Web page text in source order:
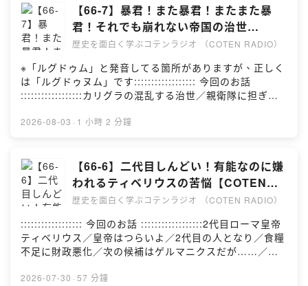
COTENの活動はCOTEN CREWのみなさんの応援によっ
て成り立っています。 月額サポートで、いっしょに人文
知を社会に活かす仲間になりませんか？▶︎ ⁠⁠⁠⁠⁠⁠COTEN
CREWに参加する⁠⁠⁠⁠⁠⁠:::::::::::::::::: クレジット
::::::::::::::::::- 出演：深井龍之介／⁠⁠⁠⁠⁠⁠楊睿之⁠⁠⁠⁠⁠⁠／⁠⁠⁠⁠⁠⁠樋口聖典⁠⁠⁠⁠⁠⁠-
台本制作：深井龍之介／⁠⁠⁠⁠⁠⁠楊睿之⁠⁠⁠⁠⁠⁠／西谷剛史／橋本雅也-
書籍提供：⁠⁠⁠⁠⁠⁠株式会社バリューブックス⁠⁠⁠⁠⁠⁠- 収録スタジ
オ：⁠⁠⁠⁠⁠⁠ACRO.POLIS⁠⁠⁠⁠⁠⁠- 録音エンジニア：山口裕大- 音声編
集：⁠⁠⁠⁠⁠⁠株式会社FUBI⁠⁠⁠⁠⁠⁠- タイトル作成：⁠⁠⁠⁠⁠⁠政光真吾⁠⁠⁠⁠⁠⁠-
ル：⁠⁠⁠⁠⁠⁠高野菜々子⁠⁠⁠⁠⁠⁠- 制作管理：⁠⁠⁠⁠⁠⁠内山千咲⁠⁠⁠⁠⁠⁠::::::::::::::
COTENについて ::::::::::::::公式サイ
ト：⁠⁠⁠⁠⁠⁠https://coten.co.jp/⁠⁠⁠⁠⁠⁠ 公式X（旧
Twitter）：⁠⁠⁠⁠⁠⁠@CotenInc⁠⁠⁠⁠⁠⁠ 採用情報：⁠⁠⁠⁠⁠⁠こちら⁠⁠⁠⁠⁠⁠::::: ご意
意見・お問い合わせは、お気軽にチャットでお送りくだ
さい。 ▶︎ ⁠⁠⁠⁠⁠⁠お問い合わせ⁠⁠
【66-7】暴君！また暴君！またまた暴
君！それでも崩れない帝国の治世
【COTEN RADIO 帝政ローマ編7】
歴史を面白く学ぶコテンラジオ （COTEN RADIO）
※「ルグドゥム」と発音してる箇所がありますが、正しく
は「ルグドゥヌム」です:::::::::::::::::: 今回のお話
::::::::::::::::::カリグラの混乱する治世／親衛隊に担ぎ上
ロ／元老院の凋落と力を持つ親衛隊／暴政と奇行、そし
は、⁠⁠⁠⁠⁠⁠こちら⁠⁠⁠⁠⁠⁠:::::::::::::: COTEN CREW 募集中
::::::::::::::コテンラジオや世界史データベースなど、
COTENの活動はCOTEN CREWのみなさんの応援によっ
て成り立っています。 月額サポートで、いっしょに人文
知を社会に活かす仲間になりませんか？▶︎ ⁠⁠⁠⁠⁠⁠COTEN
CREWに参加する⁠⁠⁠⁠⁠⁠:::::::::::::::::: クレジット
::::::::::::::::::- 出演：深井龍之介／⁠⁠⁠⁠⁠⁠楊睿之⁠⁠⁠⁠⁠⁠／⁠⁠⁠⁠⁠⁠樋口聖典⁠⁠⁠⁠⁠⁠-
台本制作：深井龍之介／⁠⁠⁠⁠⁠⁠楊睿之⁠⁠⁠⁠⁠⁠／西谷剛史／橋本雅也-
書籍提供：⁠⁠⁠⁠⁠⁠株式会社バリューブックス⁠⁠⁠⁠⁠⁠- 収録スタジ
2026-08-03 · 1 小時 2 分鐘
【66-6】二代目しんどい！有能なのに嫌
われるティベリウスの苦悩【COTEN
RADIO 帝政ローマ編6】
歴史を面白く学ぶコテンラジオ （COTEN RADIO）
:::::::::::::::::: 今回のお話 ::::::::::::::::::2代目ローマ皇帝
ティベリウス／皇帝はつらいよ／2代目の人となり／食糧
不足に財政悪化／次の候補はゲルマニクスだが……／皇
する歴史の内容には諸説あります。:::::::::::::::::: 参考文
2026-07-30 · 57 分鐘